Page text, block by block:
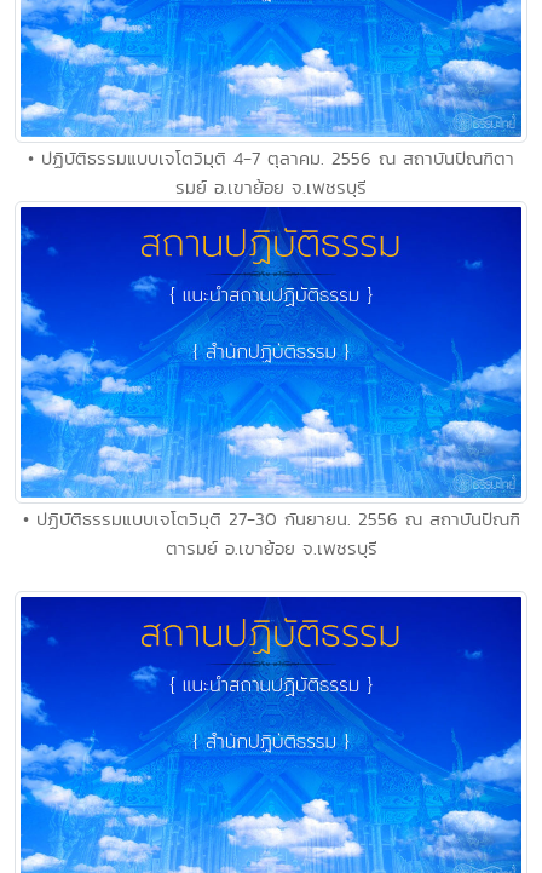
• ปฏิบัติธรรมแบบเจโตวิมุติ 4-7 ตุลาคม. 2556 ณ สถาบันปัณฑิตา
รมย์ อ.เขาย้อย จ.เพชรบุรี
• ปฏิบัติธรรมแบบเจโตวิมุติ 27-30 กันยายน. 2556 ณ สถาบันปัณฑิ
ตารมย์ อ.เขาย้อย จ.เพชรบุรี